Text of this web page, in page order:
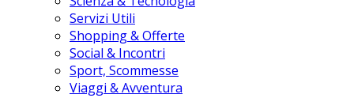
Servizi Utili
Shopping & Offerte
Social & Incontri
Sport, Scommesse
Viaggi & Avventura